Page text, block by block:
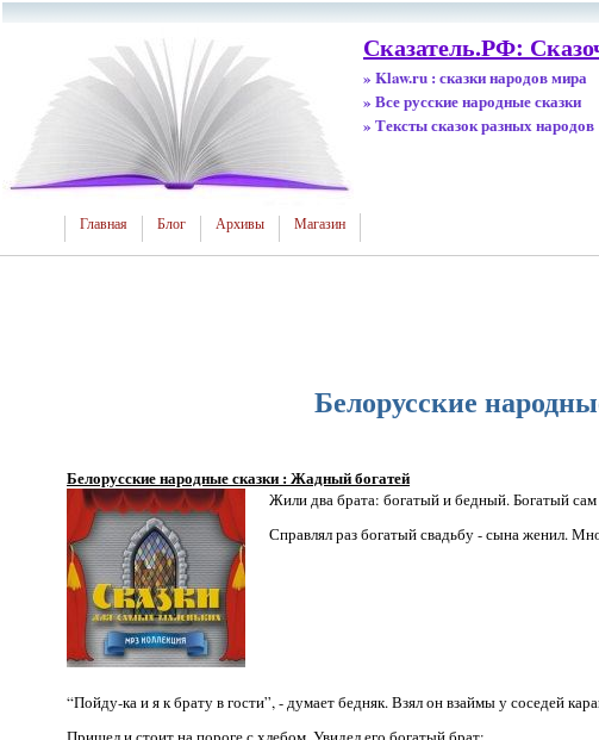
Сказатель.РФ:
» Klaw.ru : сказки народов мира
» Все русские народные сказки
» Тексты сказок разных народов
Главная Блог Архивы Магазин
Белорусские
Белорусские народные сказки : Жадный богатей
Жили два брата: богатый и бедный. Богатый
Справлял раз богатый свадьбу - сына женил.
“Пойду-ка и я к брату в гости”, - думает бедняк. Взял он взаймы у соседей